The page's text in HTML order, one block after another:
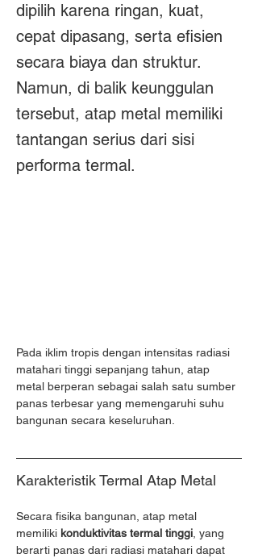
dipilih karena ringan, kuat,
cepat dipasang, serta efisien
secara biaya dan struktur.
Namun, di balik keunggulan
tersebut, atap metal memiliki
tantangan serius dari sisi
performa termal.
Pada iklim tropis dengan intensitas radiasi
matahari tinggi sepanjang tahun, atap
metal berperan sebagai salah satu sumber
panas terbesar yang memengaruhi suhu
bangunan secara keseluruhan.
Karakteristik Termal Atap Metal
Secara fisika bangunan, atap metal
memiliki konduktivitas termal tinggi, yang
berarti panas dari radiasi matahari dapat